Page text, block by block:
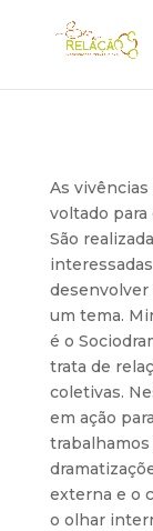
As
voltado
São
desenvolver
um tema.
é o
trata de
coletivas.
em ação
externa e o
o olhar